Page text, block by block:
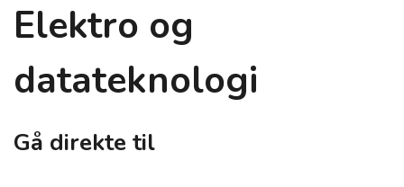
Elektro og
datateknologi
Gå direkte til